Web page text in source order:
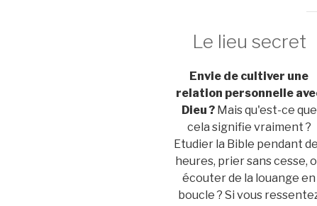
Le lieu secret
Envie de cultiver une
relation personnelle
Dieu ? Mais qu'est-ce que
cela signifie vraiment ?
Etudier la Bible pendant
heures, prier sans cesse,
écouter de la louange en
boucle ? Si vous